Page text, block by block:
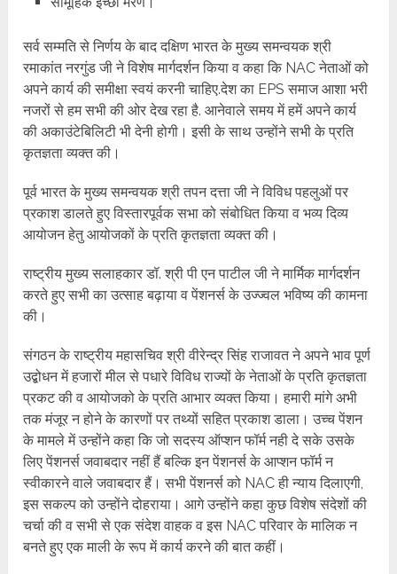
सर्व सम्मति से निर्णय के बाद दक्षिण भारत के मुख्य समन्वयक श्री
रमाकांत नरगुंड जी ने विशेष मार्गदर्शन किया व कहा कि NAC नेताओं को
अपने कार्य की समीक्षा स्वयं करनी चाहिए.देश का EPS समाज आशा भरी
नजरों से हम सभी की ओर देख रहा है. आनेवाले समय में हमें अपने कार्य
की अकाउंटेबिलिटी भी देनी होगी। इसी के साथ उन्होंने सभी के प्रति
कृतज्ञता व्यक्त की।
पूर्व भारत के मुख्य समन्वयक श्री तपन दत्ता जी ने विविध पहलुओं पर
प्रकाश डालते हुए विस्तारपूर्वक सभा को संबोधित किया व भव्य दिव्य
आयोजन हेतु आयोजकों के प्रति कृतज्ञता व्यक्त की।
राष्ट्रीय मुख्य सलाहकार डॉ. श्री पी एन पाटील जी ने मार्मिक मार्गदर्शन
करते हुए सभी का उत्साह बढ़ाया व पेंशनर्स के उज्ज्वल भविष्य की कामना
की।
संगठन के राष्ट्रीय महासचिव श्री वीरेन्द्र सिंह राजावत ने अपने भाव पूर्ण
उद्बोधन में हजारों मील से पधारे विविध राज्यों के नेताओं के प्रति कृतज्ञता
प्रकट की व आयोजको के प्रति आभार व्यक्त किया। हमारी मांगे अभी
तक मंजूर न होने के कारणों पर तथ्यों सहित प्रकाश डाला। उच्च पेंशन
के मामले में उन्होंने कहा कि जो सदस्य ऑप्शन फॉर्म नही दे सके उसके
लिए पेंशनर्स जवाबदार नहीं हैं बल्कि इन पेंशनर्स के आप्शन फॉर्म न
स्वीकारने वाले जवाबदार हैं। सभी पेंशनर्स को NAC ही न्याय दिलाएगी,
इस सकल्प को उन्होंने दोहराया। आगे उन्होंने कहा कुछ विशेष संदेशों की
चर्चा की व सभी से एक संदेश वाहक व इस NAC परिवार के मालिक न
बनते हुए एक माली के रूप में कार्य करने की बात कहीं।